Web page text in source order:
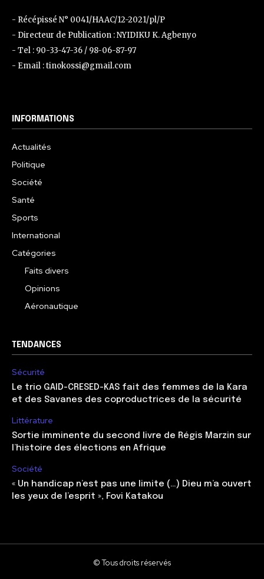
- Récépissé N° 0041/HAAC/12-2021/pl/P
- Directeur de Publication : NYIDIKU K. Agbenyo
- Tel : 90-33-47-36 / 98-06-87-97
- Email : tinokossi@gmail.com
INFORMATIONS
Actualités
Politique
Société
Santé
Sports
International
Catégories
Faits divers
Opinions
Aéronautique
TENDANCES
Sécurité
Le trio GAID-CRESED-KAS fait des femmes de la Kara
et des Savanes des coproductrices de la sécurité
Littérature
Sortie imminente du second livre de Régis Marzin sur
l’histoire des élections en Afrique
Société
« Un handicap n’est pas une limite (…) Dieu m’a ouvert
les yeux de l’esprit », Fovi Katakou
© Tous droits réservés